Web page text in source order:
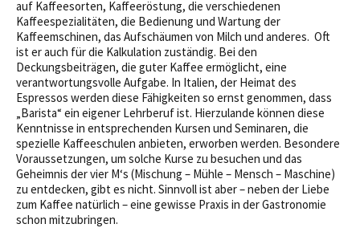
auf Kaffeesorten, Kaffeeröstung, die verschiedenen
Kaffeespezialitäten, die Bedienung und Wartung der
Kaffeemschinen, das Aufschäumen von Milch und anderes. Oft
ist er auch für die Kalkulation zuständig. Bei den
Deckungsbeiträgen, die guter Kaffee ermöglicht, eine
verantwortungsvolle Aufgabe. In Italien, der Heimat des
Espressos werden diese Fähigkeiten so ernst genommen, dass
„Barista“ ein eigener Lehrberuf ist. Hierzulande können diese
Kenntnisse in entsprechenden Kursen und Seminaren, die
spezielle Kaffeeschulen anbieten, erworben werden. Besondere
Voraussetzungen, um solche Kurse zu besuchen und das
Geheimnis der vier M‘s (Mischung – Mühle – Mensch – Maschine)
zu entdecken, gibt es nicht. Sinnvoll ist aber – neben der Liebe
zum Kaffee natürlich – eine gewisse Praxis in der Gastronomie
schon mitzubringen.